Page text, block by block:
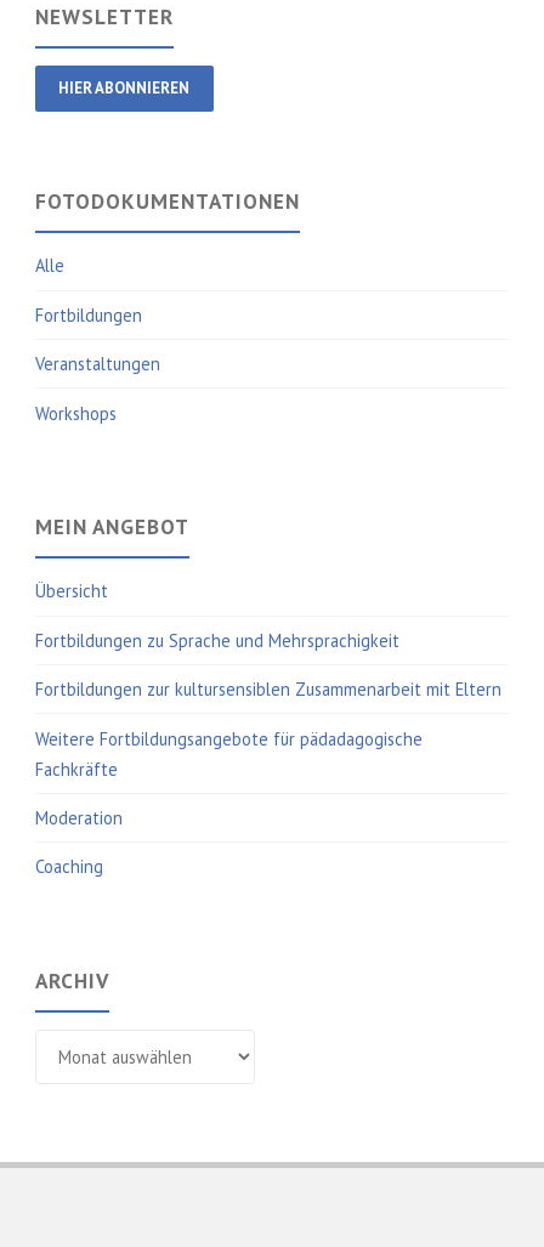
NEWSLETTER
HIER ABONNIEREN
FOTODOKUMENTATIONEN
Alle
Fortbildungen
Veranstaltungen
Workshops
MEIN ANGEBOT
Übersicht
Fortbildungen zu Sprache und Mehrsprachigkeit
Fortbildungen zur kultursensiblen Zusammenarbeit mit Eltern
Weitere Fortbildungsangebote für pädadagogische
Fachkräfte
Moderation
Coaching
ARCHIV